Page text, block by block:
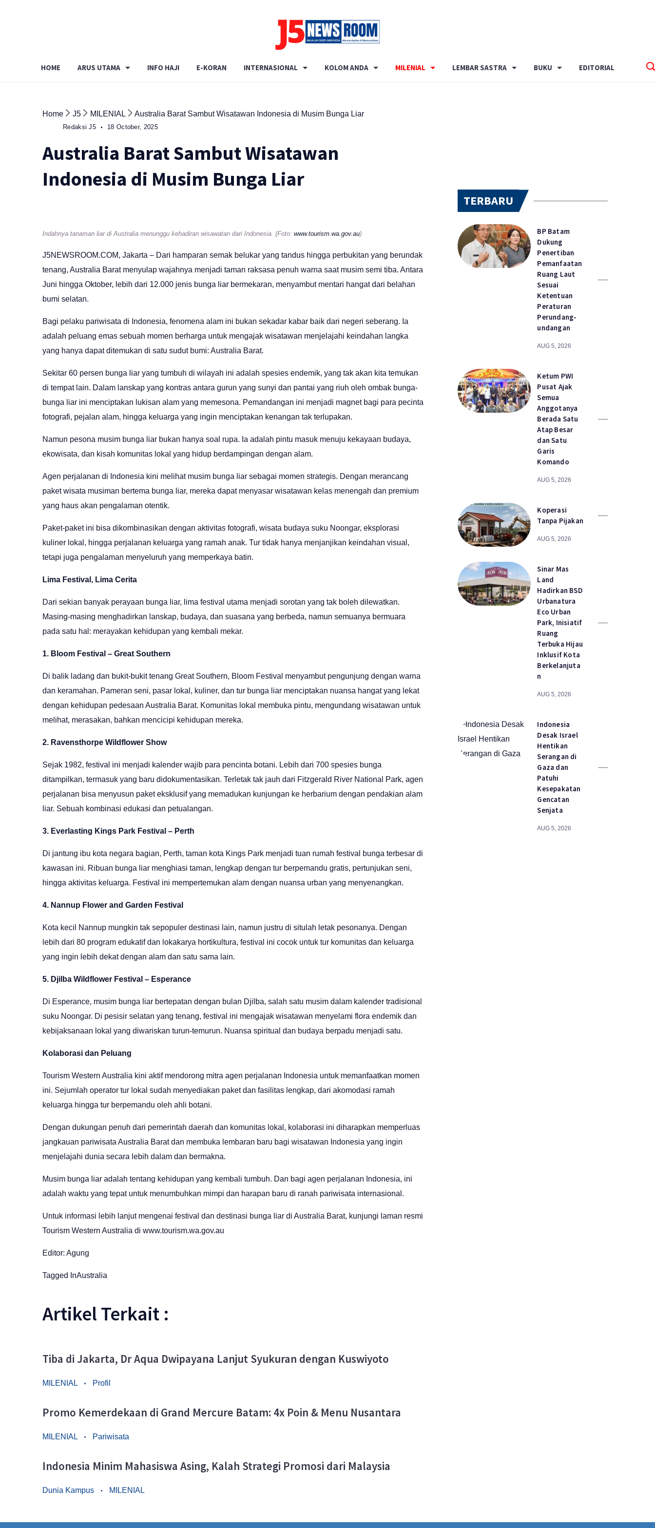
Dewan
HOME ARUS UTAMA INFO HAJI E-KORAN INTERNASIONAL KOLOM ANDA MILENIAL LEMBAR SASTRA BUKU EDITORIAL
Home J5 MILENIAL Australia Barat Sambut Wisatawan Indonesia di Musim Bunga Liar
Redaksi J5 18 October, 2025
Australia Barat Sambut Wisatawan
Indonesia di Musim Bunga Liar
Indahnya tanaman liar di Australia menunggu kehadiran wisawatan dari Indonesia. (Foto: www.tourism.wa.gov.au)
J5NEWSROOM.COM, Jakarta – Dari hamparan semak belukar yang tandus hingga perbukitan yang berundak
tenang, Australia Barat menyulap wajahnya menjadi taman raksasa penuh warna saat musim semi tiba. Antara
Juni hingga Oktober, lebih dari 12.000 jenis bunga liar bermekaran, menyambut mentari hangat dari belahan
bumi selatan.
Bagi pelaku pariwisata di Indonesia, fenomena alam ini bukan sekadar kabar baik dari negeri seberang. Ia
adalah peluang emas sebuah momen berharga untuk mengajak wisatawan menjelajahi keindahan langka
yang hanya dapat ditemukan di satu sudut bumi: Australia Barat.
Sekitar 60 persen bunga liar yang tumbuh di wilayah ini adalah spesies endemik, yang tak akan kita temukan
di tempat lain. Dalam lanskap yang kontras antara gurun yang sunyi dan pantai yang riuh oleh ombak bunga-
bunga liar ini menciptakan lukisan alam yang memesona. Pemandangan ini menjadi magnet bagi para pecinta
fotografi, pejalan alam, hingga keluarga yang ingin menciptakan kenangan tak terlupakan.
Namun pesona musim bunga liar bukan hanya soal rupa. Ia adalah pintu masuk menuju kekayaan budaya,
ekowisata, dan kisah komunitas lokal yang hidup berdampingan dengan alam.
Agen perjalanan di Indonesia kini melihat musim bunga liar sebagai momen strategis. Dengan merancang
paket wisata musiman bertema bunga liar, mereka dapat menyasar wisatawan kelas menengah dan premium
yang haus akan pengalaman otentik.
Paket-paket ini bisa dikombinasikan dengan aktivitas fotografi, wisata budaya suku Noongar, eksplorasi
kuliner lokal, hingga perjalanan keluarga yang ramah anak. Tur tidak hanya menjanjikan keindahan visual,
tetapi juga pengalaman menyeluruh yang memperkaya batin.
Lima Festival, Lima Cerita
Dari sekian banyak perayaan bunga liar, lima festival utama menjadi sorotan yang tak boleh dilewatkan.
Masing-masing menghadirkan lanskap, budaya, dan suasana yang berbeda, namun semuanya bermuara
pada satu hal: merayakan kehidupan yang kembali mekar.
1. Bloom Festival – Great Southern
Di balik ladang dan bukit-bukit tenang Great Southern, Bloom Festival menyambut pengunjung dengan warna
dan keramahan. Pameran seni, pasar lokal, kuliner, dan tur bunga liar menciptakan nuansa hangat yang lekat
dengan kehidupan pedesaan Australia Barat. Komunitas lokal membuka pintu, mengundang wisatawan untuk
melihat, merasakan, bahkan mencicipi kehidupan mereka.
2. Ravensthorpe Wildflower Show
Sejak 1982, festival ini menjadi kalender wajib para pencinta botani. Lebih dari 700 spesies bunga
ditampilkan, termasuk yang baru didokumentasikan. Terletak tak jauh dari Fitzgerald River National Park, agen
perjalanan bisa menyusun paket eksklusif yang memadukan kunjungan ke herbarium dengan pendakian alam
liar. Sebuah kombinasi edukasi dan petualangan.
3. Everlasting Kings Park Festival – Perth
Di jantung ibu kota negara bagian, Perth, taman kota Kings Park menjadi tuan rumah festival bunga terbesar di
kawasan ini. Ribuan bunga liar menghiasi taman, lengkap dengan tur berpemandu gratis, pertunjukan seni,
hingga aktivitas keluarga. Festival ini mempertemukan alam dengan nuansa urban yang menyenangkan.
4. Nannup Flower and Garden Festival
Kota kecil Nannup mungkin tak sepopuler destinasi lain, namun justru di situlah letak pesonanya. Dengan
lebih dari 80 program edukatif dan lokakarya hortikultura, festival ini cocok untuk tur komunitas dan keluarga
yang ingin lebih dekat dengan alam dan satu sama lain.
5. Djilba Wildflower Festival – Esperance
Di Esperance, musim bunga liar bertepatan dengan bulan Djilba, salah satu musim dalam kalender tradisional
suku Noongar. Di pesisir selatan yang tenang, festival ini mengajak wisatawan menyelami flora endemik dan
kebijaksanaan lokal yang diwariskan turun-temurun. Nuansa spiritual dan budaya berpadu menjadi satu.
Kolaborasi dan Peluang
Tourism Western Australia kini aktif mendorong mitra agen perjalanan Indonesia untuk memanfaatkan momen
ini. Sejumlah operator tur lokal sudah menyediakan paket dan fasilitas lengkap, dari akomodasi ramah
keluarga hingga tur berpemandu oleh ahli botani.
Dengan dukungan penuh dari pemerintah daerah dan komunitas lokal, kolaborasi ini diharapkan memperluas
jangkauan pariwisata Australia Barat dan membuka lembaran baru bagi wisatawan Indonesia yang ingin
menjelajahi dunia secara lebih dalam dan bermakna.
Musim bunga liar adalah tentang kehidupan yang kembali tumbuh. Dan bagi agen perjalanan Indonesia, ini
adalah waktu yang tepat untuk menumbuhkan mimpi dan harapan baru di ranah pariwisata internasional.
Untuk informasi lebih lanjut mengenai festival dan destinasi bunga liar di Australia Barat, kunjungi laman resmi
Tourism Western Australia di www.tourism.wa.gov.au
Editor: Agung
Tagged InAustralia
Artikel Terkait :
Tiba di Jakarta, Dr Aqua Dwipayana Lanjut Syukuran dengan Kuswiyoto
MILENIAL Profil
Promo Kemerdekaan di Grand Mercure Batam: 4x Poin & Menu Nusantara
MILENIAL Pariwisata
Indonesia Minim Mahasiswa Asing, Kalah Strategi Promosi dari Malaysia
Dunia Kampus MILENIAL
TERBARU
BP Batam
Dukung
Penertiban
Pemanfaatan
Ruang Laut
Sesuai
Ketentuan
Peraturan
Perundang-
undangan
AUG 5, 2026
Ketum PWI
Pusat Ajak
Semua
Anggotanya
Berada Satu
Atap Besar
dan Satu
Garis
Komando
AUG 5, 2026
Koperasi
Tanpa Pijakan
AUG 5, 2026
Sinar Mas
Land
Hadirkan BSD
Urbanatura
Eco Urban
Park, Inisiatif
Ruang
Terbuka Hijau
Inklusif Kota
Berkelanjuta
n
AUG 5, 2026
Indonesia
Desak Israel
Hentikan
Serangan di
Gaza dan
Patuhi
Kesepakatan
Gencatan
Senjata
AUG 5, 2026